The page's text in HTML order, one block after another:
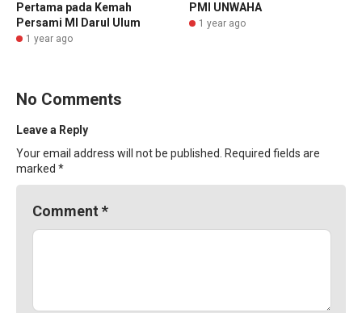
Pertama pada Kemah
Persami MI Darul Ulum
1 year ago
PMI UNWAHA
1 year ago
No Comments
Leave a Reply
Your email address will not be published.
Required fields are
marked *
Comment *